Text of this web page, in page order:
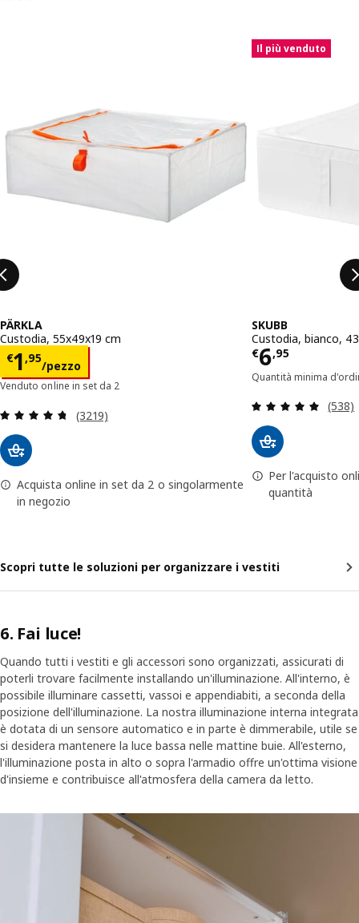
PÄRKLA
Custodia, 55x49x19 cm
€1,95
/pezzo
Prezzo € 1,95/pezzo
Venduto online in set da 2
Recensione: 4.7 fuori da 5 stelle. Totale
(3219)
Acquista online in set da 2 o singolarmente
in negozio
Il più venduto
SKUBB
Custodia, bianco,
€6,95
Prezzo €
Quantità minima
(538)
Per l'acquisto
quantità
Scopri tutte le soluzioni per organizzare i vestiti
6. Fai luce!
Quando tutti i vestiti e gli accessori sono organizzati, assicurati di
poterli trovare facilmente installando un'illuminazione. All'interno, è
possibile illuminare cassetti, vassoi e appendiabiti, a seconda della
posizione dell'illuminazione. La nostra illuminazione interna integrata
è dotata di un sensore automatico e in parte è dimmerabile, utile se
si desidera mantenere la luce bassa nelle mattine buie. All'esterno,
l'illuminazione posta in alto o sopra l'armadio offre un'ottima visione
d'insieme e contribuisce all'atmosfera della camera da letto.